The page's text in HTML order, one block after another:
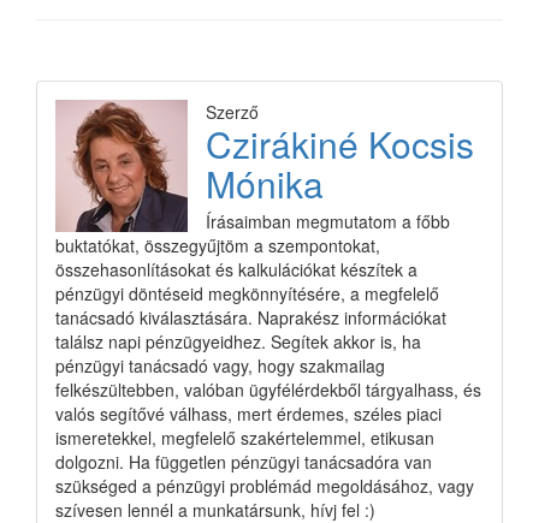
Szerző
Czirákiné Kocsis
Mónika
Írásaimban megmutatom a főbb
buktatókat, összegyűjtöm a szempontokat,
összehasonlításokat és kalkulációkat készítek a
pénzügyi döntéseid megkönnyítésére, a megfelelő
tanácsadó kiválasztására. Naprakész információkat
találsz napi pénzügyeidhez. Segítek akkor is, ha
pénzügyi tanácsadó vagy, hogy szakmailag
felkészültebben, valóban ügyfélérdekből tárgyalhass, és
valós segítővé válhass, mert érdemes, széles piaci
ismeretekkel, megfelelő szakértelemmel, etikusan
dolgozni. Ha független pénzügyi tanácsadóra van
szükséged a pénzügyi problémád megoldásához, vagy
szívesen lennél a munkatársunk, hívj fel :)